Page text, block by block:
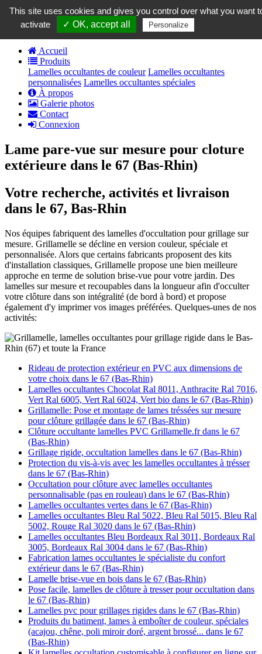
contact@grillamelle.fr
Panier
0
Accueil
Produits
Lamelles occultantes de couleur Lamelles occultantes
personnalisées Lamelles occultantes spéciales
À propos
Galerie photos
Contact
Connexion
Lame pare-vue sur mesure pour cloture
extérieure dans le 67 (Bas-Rhin)
Votre recherche, activités et livraison
dans le 67, Bas-Rhin
Nos équipes fabriquent des lamelles d'occultation pour grillage sur
mesure. Grillamelle se décline en version couleur, spéciale et
personnalisée. Alors que certains fabricants proposent des kits
d'installation classiques, Grillamelle propose une bien meilleure
approche en terme de solution brise-vue pour votre jardin. Des
lamelles sur mesure et recoupables dans la longueur afin d'occulter
votre clôture dans son intégralité (de bord à bord) et propose
également d'y imprimer vos images préférées. Quelques-unes de nos
activités:
Rideau de protection extérieur en PVC aux dimensions de
votre choix dans le 67 (Bas-Rhin)
Lamelles occultantes Chocolat Ral 8011, Anthracite Ral 7016,
Vert Ral 6005, Vert Ral 6024, Vert bio dans le 67 (Bas-Rhin)
Grillamelle: Pose et montage de lames tréssées sur mesure
pour clôture grillagée dans le 67 (Bas-Rhin)
Clôture occultante lamelles PVC Grillamelle.fr dans le 67
(Bas-Rhin)
Grillage rigide, occultation lamelles dans le 67 (Bas-Rhin)
Protection du vis-à-vis avec les lamelles occultantes à trésser
dans le 67 (Bas-Rhin)
Occultation pour clôture avec lamelles occultantes
personnalisable (pas en rouleau) dans le 67 (Bas-Rhin)
Lamelles occultantes vertes dans le 67 (Bas-Rhin)
Lamelles occultantes Bleu Ral 5022, Bleu Ral 5015, Bleu Ral
5002, Rouge Ral 3020 dans le 67 (Bas-Rhin)
Lamelles occultantes Bleu Bordeaux Ral 3011, Bordeaux Ral
3005, Bordeaux Ral 3004 dans le 67 (Bas-Rhin)
Fabrication lames occultantes le spécialiste du confort
extérieur dans le 67 (Bas-Rhin)
Lamelle brise-vue en bois dans le 67 (Bas-Rhin)
Pose facile, lamelles de clôture à tresser pour occultation dans
le 67 (Bas-Rhin)
Lamelles pvc pour grillages rigides dans le 67 (Bas-Rhin)
Produits du batiment, lames à emboîter de couleur, spéciales
(acajou, chêne, poli miroir doré, argent brossé... dans le 67
(Bas-Rhin)
This site uses cookies and gives you control over what you want
activate
✓ OK, accept all Personalize